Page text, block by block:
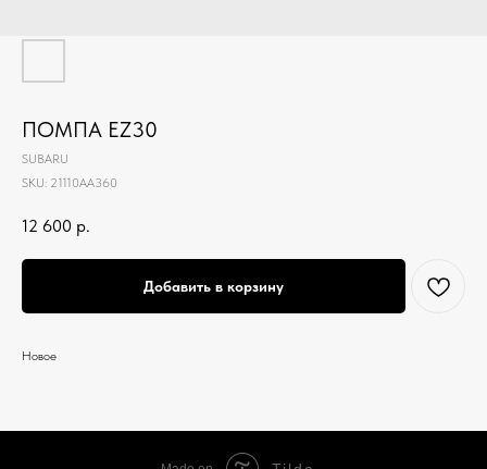
ПОМПА EZ30
SUBARU
SKU: 21110AA360
12 600 р.
Добавить в корзину
Новое